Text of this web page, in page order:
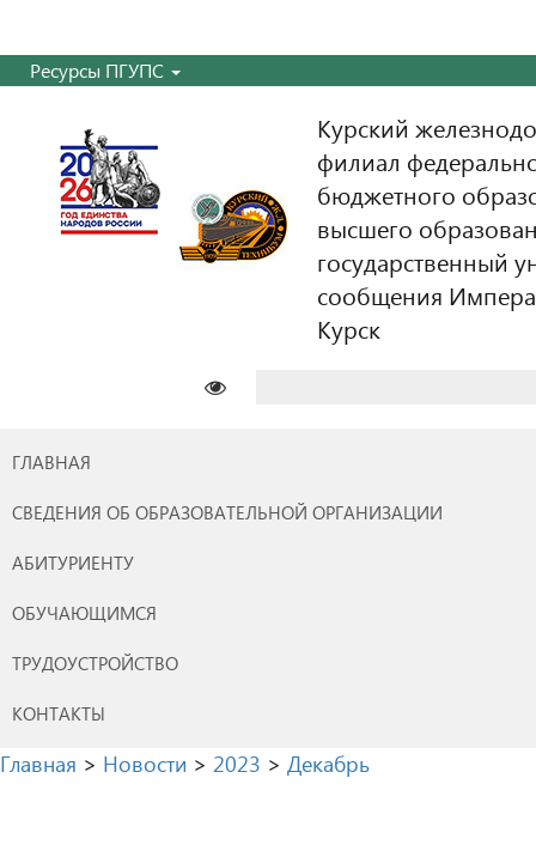
Ресурсы ПГУПС
Курский
филиал
бюджетного
высшего
государственный
сообщения
Курск
ГЛАВНАЯ
СВЕДЕНИЯ ОБ ОБРАЗОВАТЕЛЬНОЙ ОРГАНИЗАЦИИ
АБИТУРИЕНТУ
ОБУЧАЮЩИМСЯ
ТРУДОУСТРОЙСТВО
КОНТАКТЫ
Главная > Новости > 2023 > Декабрь